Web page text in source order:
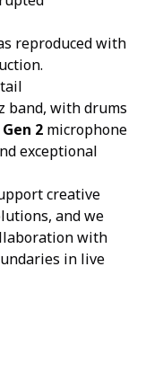
reproduced with
band, with drums
2 microphone
exceptional
creative
and we
with
in live